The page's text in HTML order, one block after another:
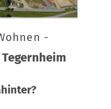
-